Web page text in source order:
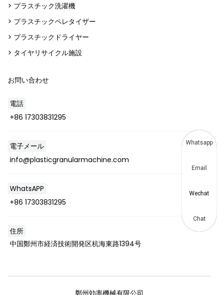
> プラスチック洗濯機
> プラスチックペレタイザー
> プラスチックドライヤー
> タイヤリサイクル施設
お問い合わせ
電話
+86 17303831295
電子メール
info@plasticgranularmachine.com
WhatsAPP
+86 17303831295
住所
中国鄭州市経済技術開発区杭海東路1394号
鄭州効率機械有限公司
Whatsapp
Email
Wechat
Chat